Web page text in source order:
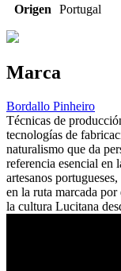
Origen
Portugal
Marca
Bordallo Pinheiro
Técnicas de
tecnologías de
naturalismo que da
referencia esencial en
artesanos
en la ruta marcada
la cultura Lucitana